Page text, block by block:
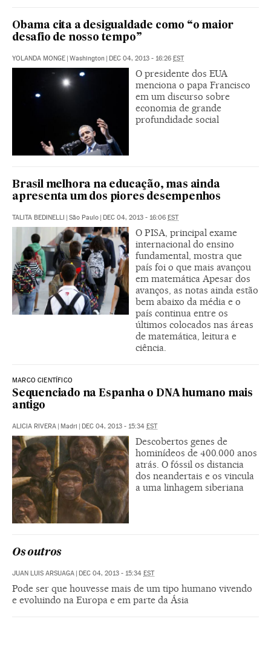
Obama cita a desigualdade como “o maior
desafio de nosso tempo”
YOLANDA MONGE | Washington | DEC 04, 2013 - 16:26 EST
O presidente dos EUA
menciona o papa Francisco
em um discurso sobre
economia de grande
profundidade social
Brasil melhora na educação, mas ainda
apresenta um dos piores desempenhos
TALITA BEDINELLI | São Paulo | DEC 04, 2013 - 16:06 EST
O PISA, principal exame
internacional do ensino
fundamental, mostra que
país foi o que mais avançou
em matemática Apesar dos
avanços, as notas ainda estão
bem abaixo da média e o
país continua entre os
últimos colocados nas áreas
de matemática, leitura e
ciência.
MARCO CIENTÍFICO
Sequenciado na Espanha o DNA humano mais
antigo
ALICIA RIVERA | Madri | DEC 04, 2013 - 15:34 EST
Descobertos genes de
hominídeos de 400.000 anos
atrás. O fóssil os distancia
dos neandertais e os vincula
a uma linhagem siberiana
Os outros
JUAN LUIS ARSUAGA | DEC 04, 2013 - 15:34 EST
Pode ser que houvesse mais de um tipo humano vivendo
e evoluindo na Europa e em parte da Ásia